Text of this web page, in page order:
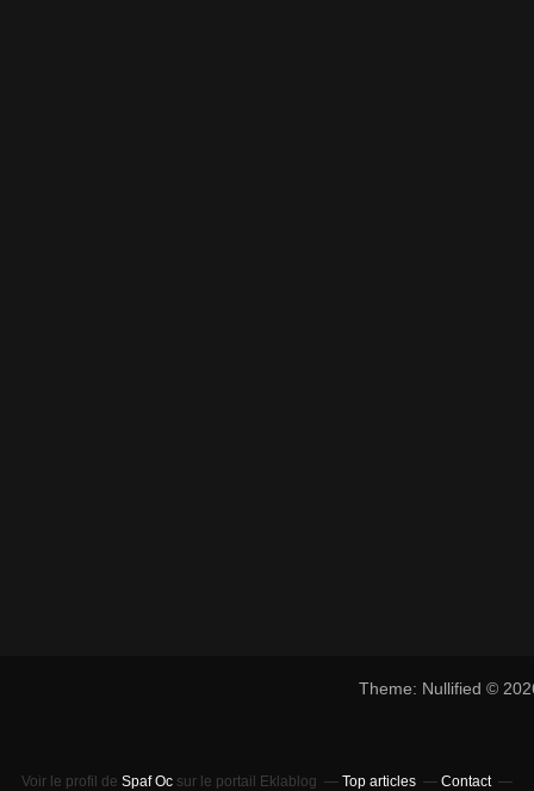
Theme: Nullified ©
Voir le profil de Spaf Oc sur le portail Eklablog Top articles
Contact